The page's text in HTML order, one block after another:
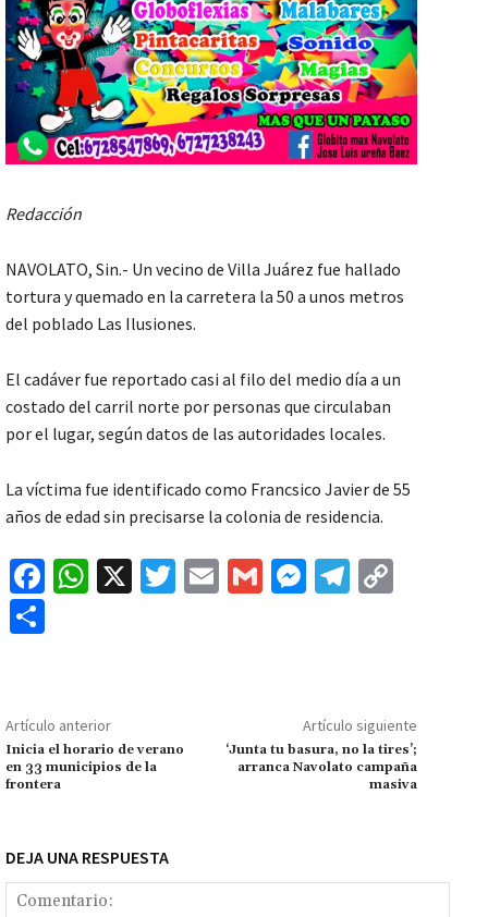
Redacción
NAVOLATO, Sin.- Un vecino de Villa Juárez fue hallado
tortura y quemado en la carretera la 50 a unos metros
del poblado Las Ilusiones.
El cadáver fue reportado casi al filo del medio día a un
costado del carril norte por personas que circulaban
por el lugar, según datos de las autoridades locales.
La víctima fue identificado como Francsico Javier de 55
años de edad sin precisarse la colonia de residencia.
Fa
o
k
W
p
p
X
T
E
G
M
ge
r
Te
m Li
n
k
p
ar
tir
Artículo anterior
Inicia el horario de verano
en 33 municipios de la
frontera
Artículo siguiente
‘Junta tu basura, no la tires’;
arranca Navolato campaña
masiva
DEJA UNA RESPUESTA